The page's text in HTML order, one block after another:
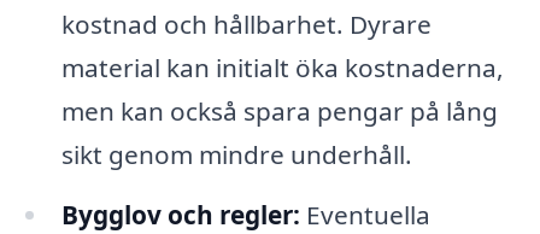
kostnad och hållbarhet. Dyrare
material kan initialt öka kostnaderna,
men kan också spara pengar på lång
sikt genom mindre underhåll.
Bygglov och regler: Eventuella